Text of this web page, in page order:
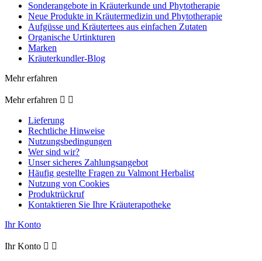
Sonderangebote in Kräuterkunde und Phytotherapie
Neue Produkte in Kräutermedizin und Phytotherapie
Aufgüsse und Kräutertees aus einfachen Zutaten
Organische Urtinkturen
Marken
Kräuterkundler-Blog
Mehr erfahren
Mehr erfahren  
Lieferung
Rechtliche Hinweise
Nutzungsbedingungen
Wer sind wir?
Unser sicheres Zahlungsangebot
Häufig gestellte Fragen zu Valmont Herbalist
Nutzung von Cookies
Produktrückruf
Kontaktieren Sie Ihre Kräuterapotheke
Ihr Konto
Ihr Konto  